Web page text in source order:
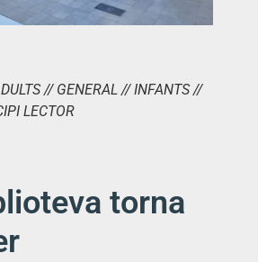
// GENERAL // INFANTS //
LECTOR
torna